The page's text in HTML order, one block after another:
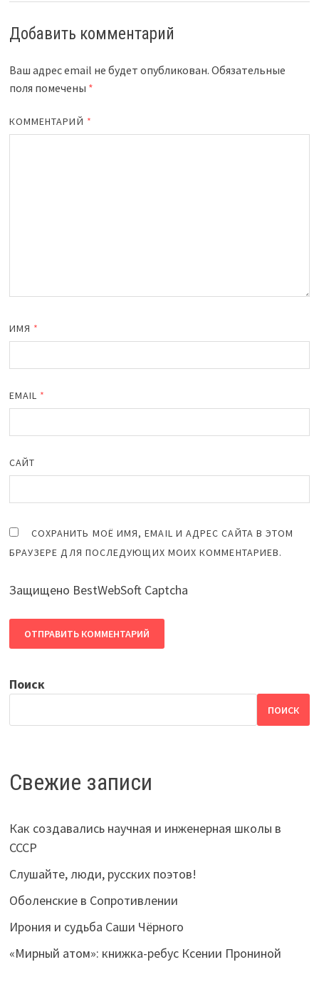
Добавить комментарий
Ваш адрес email не будет опубликован. Обязательные
поля помечены *
КОММЕНТАРИЙ *
ИМЯ *
EMAIL *
САЙТ
СОХРАНИТЬ МОЁ ИМЯ, EMAIL И АДРЕС САЙТА В ЭТОМ
БРАУЗЕРЕ ДЛЯ ПОСЛЕДУЮЩИХ МОИХ КОММЕНТАРИЕВ.
Защищено BestWebSoft Captcha
Поиск
ПОИСК
Свежие записи
Как создавались научная и инженерная школы в
СССР
Слушайте, люди, русских поэтов!
Оболенские в Сопротивлении
Ирония и судьба Саши Чёрного
«Мирный атом»: книжка-ребус Ксении Прониной